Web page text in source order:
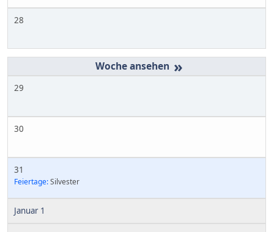
28
»
29
30
31
Feiertage:Silvester
Januar 1